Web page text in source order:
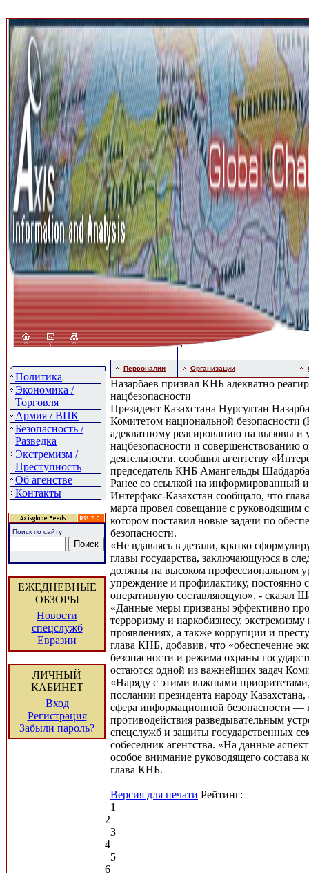
Политика
Экономика /
Торговля
Армия / ВПК
Безопасность /
Разведка
Экстремизм /
Преступность
Об агенстве
Контакты
Поиск по сайту
ЕЖЕДНЕВНЫЕ
ОБЗОРЫ
Новости
спецслужб
Евразии
ЛИЧНЫЙ
КАБИНЕТ
Вход
Регистрация
Забыли пароль?
Персоналии Организации
Назарбаев призвал КНБ адекватно
нацбезопасности
Президент Казахстана Нурсултан
Комитетом национальной безопасности
адекватному реагированию на вызовы и
нацбезопасности и совершенствованию
деятельности, сообщил агентству
председатель КНБ Амангельды
Ранее со ссылкой на информированный
Интерфакс-Казахстан сообщало, что
марта провел совещание с руководящим
котором поставил новые задачи по
безопасности.
«Не вдаваясь в детали, кратко
главы государства, заключающуюся в
должны на высоком профессиональном
упреждение и профилактику, постоянно
оперативную составляющую», - сказал
«Данные меры призваны эффективно
терроризму и наркобизнесу,
проявлениях, а также коррупции и
глава КНБ, добавив, что «обеспечение
безопасности и режима охраны
остаются одной из важнейших задач
«Наряду с этими важными
послании президента народу Казахстана,
сфера информационной безопасности —
противодействия разведывательным
спецслужб и защиты государственных
собеседник агентства. «На данные
особое внимание руководящего состава
глава КНБ.
Версия для печати Рейтинг:
1
2
3
4
5
6